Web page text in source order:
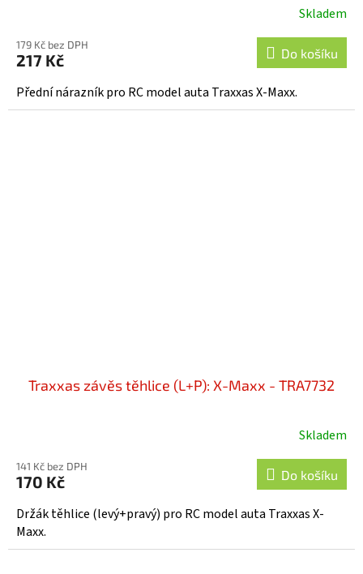
Skladem
179 Kč bez DPH
217 Kč Do košíku
Přední nárazník pro RC model auta Traxxas X-Maxx.
Traxxas závěs těhlice (L+P): X-Maxx - TRA7732
Skladem
141 Kč bez DPH
170 Kč Do košíku
Držák těhlice (levý+pravý) pro RC model auta Traxxas X-
Maxx.